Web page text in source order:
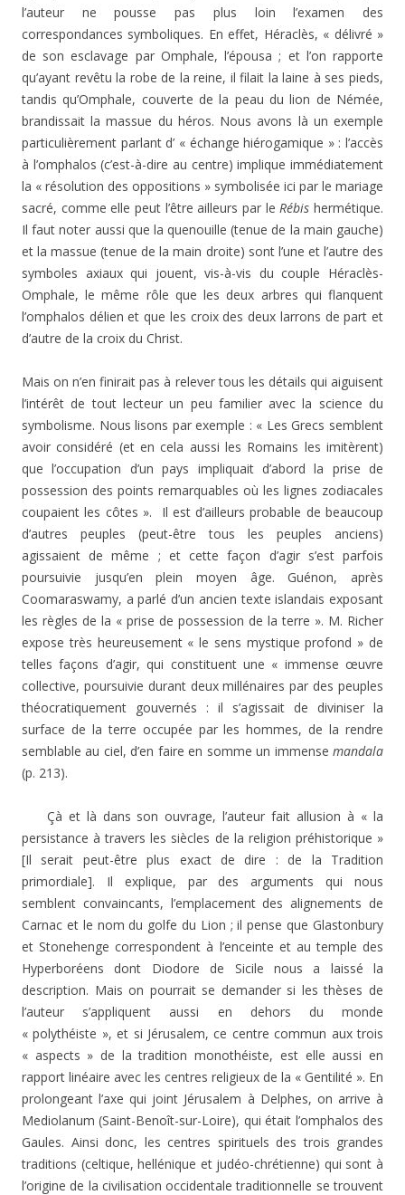
l’auteur ne pousse pas plus loin l’examen des
correspondances symboliques. En effet, Héraclès, « délivré »
de son esclavage par Omphale, l’épousa ; et l’on rapporte
qu’ayant revêtu la robe de la reine, il filait la laine à ses pieds,
tandis qu’Omphale, couverte de la peau du lion de Némée,
brandissait la massue du héros. Nous avons là un exemple
particulièrement parlant d’ « échange hiérogamique » : l’accès
à l’omphalos (c’est-à-dire au centre) implique immédiatement
la « résolution des oppositions » symbolisée ici par le mariage
sacré, comme elle peut l’être ailleurs par leRébis hermétique.
Il faut noter aussi que la quenouille (tenue de la main gauche)
et la massue (tenue de la main droite) sont l’une et l’autre des
symboles axiaux qui jouent, vis-à-vis du couple Héraclès-
Omphale, le même rôle que les deux arbres qui flanquent
l’omphalos délien et que les croix des deux larrons de part et
d’autre de la croix du Christ.
Mais on n’en finirait pas à relever tous les détails qui aiguisent
l’intérêt de tout lecteur un peu familier avec la science du
symbolisme. Nous lisons par exemple : « Les Grecs semblent
avoir considéré (et en cela aussi les Romains les imitèrent)
que l’occupation d’un pays impliquait d’abord la prise de
possession des points remarquables où les lignes zodiacales
coupaient les côtes ». Il est d’ailleurs probable de beaucoup
d’autres peuples (peut-être tous les peuples anciens)
agissaient de même ; et cette façon d’agir s’est parfois
poursuivie jusqu’en plein moyen âge. Guénon, après
Coomaraswamy, a parlé d’un ancien texte islandais exposant
les règles de la « prise de possession de la terre ». M. Richer
expose très heureusement « le sens mystique profond » de
telles façons d’agir, qui constituent une « immense œuvre
collective, poursuivie durant deux millénaires par des peuples
théocratiquement gouvernés : il s’agissait de diviniser la
surface de la terre occupée par les hommes, de la rendre
semblable au ciel, d’en faire en somme un immense mandala
(p. 213).
Çà et là dans son ouvrage, l’auteur fait allusion à « la
persistance à travers les siècles de la religion préhistorique »
[Il serait peut-être plus exact de dire : de la Tradition
primordiale]. Il explique, par des arguments qui nous
semblent convaincants, l’emplacement des alignements de
Carnac et le nom du golfe du Lion ; il pense que Glastonbury
et Stonehenge correspondent à l’enceinte et au temple des
Hyperboréens dont Diodore de Sicile nous a laissé la
description. Mais on pourrait se demander si les thèses de
l’auteur s’appliquent aussi en dehors du monde
« polythéiste », et si Jérusalem, ce centre commun aux trois
« aspects » de la tradition monothéiste, est elle aussi en
rapport linéaire avec les centres religieux de la « Gentilité ». En
prolongeant l’axe qui joint Jérusalem à Delphes, on arrive à
Mediolanum (Saint-Benoît-sur-Loire), qui était l’omphalos des
Gaules. Ainsi donc, les centres spirituels des trois grandes
traditions (celtique, hellénique et judéo-chrétienne) qui sont à
l’origine de la civilisation occidentale traditionnelle se trouvent